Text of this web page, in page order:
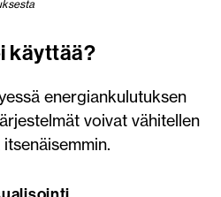
käyttää?
energiankulutuksen
voivat vähitellen